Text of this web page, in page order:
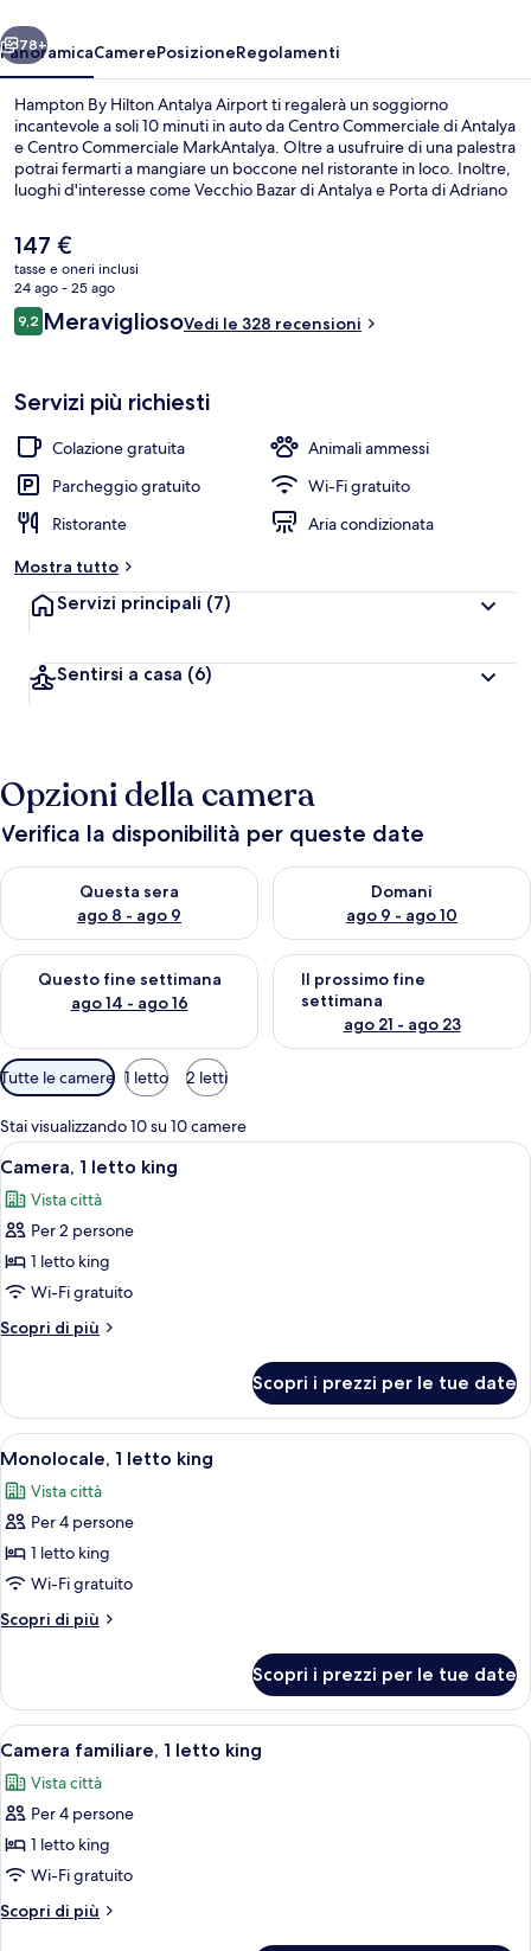
Avanti
78+
PanoramicaCamerePosizioneRegolamenti
Hampton By Hilton Antalya Airport ti regalerà un soggiorno
incantevole a soli 10 minuti in auto da Centro Commerciale di Antalya
e Centro Commerciale MarkAntalya. Oltre a usufruire di una palestra
potrai fermarti a mangiare un boccone nel ristorante in loco. Inoltre,
luoghi d'interesse come Vecchio Bazar di Antalya e Porta di Adriano
ospiti lodano il personale gentile della struttura.
Il
prezzo
attuale
è
147 €
147 €
tasse e oneri inclusi
24 ago - 25 ago
Recensioni
9,29,2 su 10
MeravigliosoVedi le 328 recensioni
Servizi più richiesti
Colazione gratuita
Animali ammessi
Parcheggio gratuito
Wi-Fi gratuito
Ristorante
Aria condizionata
Mostra tutto
Servizi principali (7)
Sentirsi a casa (6)
Opzioni della camera
Verifica la disponibilità per queste date
Questa sera
ago 8 - ago 9
Verifica la disponibilità per questa sera, ago 8 - ago 9
Domani
ago 9 - ago 10
Verifica la disponibilità per
Questo fine settimana
ago 14 - ago 16
Verifica la disponibilità per questo fine settimana, ago 14 -
Il prossimo fine
settimana
ago 21 - ago 23
Verifica la disponibilità per il
Filtri
disponibili
per
le
camere
Tutte le camere 1 letto 2 letti
Stai visualizzando 10 su 10 camere
Apri
tutte
le
foto
per
Camera,
1
letto
Camera d'albergo moderna con un
7
Camera, 1 letto king
Vista città
Per 2 persone
1 letto king
Wi-Fi gratuito
Scopri di più
Altri
1
letto
king
Scopri i prezzi per le tue date
Apri
tutte
le
foto
per
Monolocale,
1
letto
Camera d'albergo moderna con un
10
Monolocale, 1 letto king
Vista città
Per 4 persone
1 letto king
Wi-Fi gratuito
Scopri di più
Altri
1
letto
king
Scopri i prezzi per le tue date
Apri
tutte
le
foto
per
Camera
familiare,
1
Una camera d'albergo moderna con
6
Camera familiare, 1 letto king
Vista città
Per 4 persone
1 letto king
Wi-Fi gratuito
Scopri di più
Altri